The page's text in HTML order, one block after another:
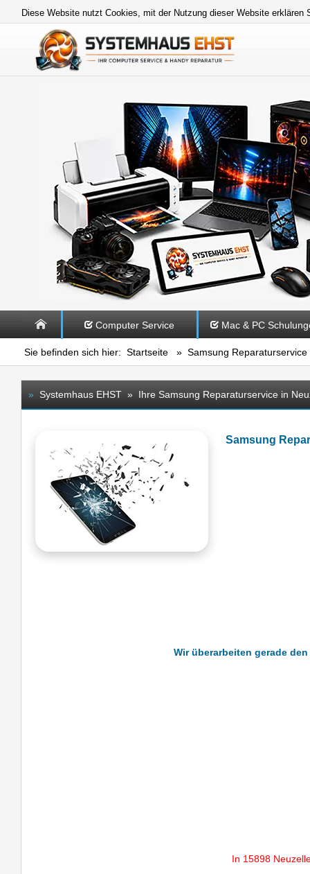
Diese Website nutzt Cookies, mit der Nutzung dieser Website
Computer Service Mac & PC
Sie befinden sich hier: Startseite » Samsung Reparaturservice
» Systemhaus EHST » Ihre Samsung Reparaturservice in
Samsung
Wir überarbeiten gerade
In 15898